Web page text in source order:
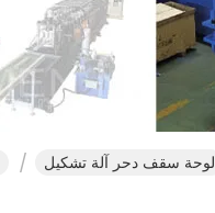
لوحة سقف دحر آلة تشكيل